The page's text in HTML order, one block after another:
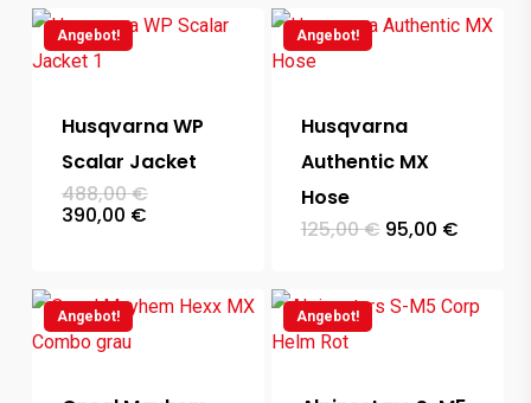
Angebot!
Husqvarna WP
Scalar Jacket
488,00€Ursprünglicher
390,00 €Aktueller
Angebot!
Husqvarna
Authentic MX
Hose
125,00€ Ursprünglicher
Preis
95,00 €
Angebot! Angebot!